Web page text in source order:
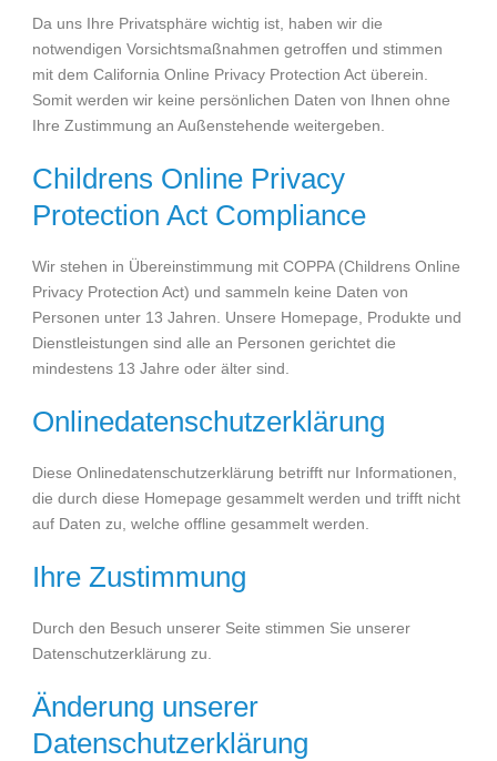
Da uns Ihre Privatsphäre wichtig ist, haben wir die
notwendigen Vorsichtsmaßnahmen getroffen und stimmen
mit dem California Online Privacy Protection Act überein.
Somit werden wir keine persönlichen Daten von Ihnen ohne
Ihre Zustimmung an Außenstehende weitergeben.
Childrens Online Privacy
Protection Act Compliance
Wir stehen in Übereinstimmung mit COPPA (Childrens Online
Privacy Protection Act) und sammeln keine Daten von
Personen unter 13 Jahren. Unsere Homepage, Produkte und
Dienstleistungen sind alle an Personen gerichtet die
mindestens 13 Jahre oder älter sind.
Onlinedatenschutzerklärung
Diese Onlinedatenschutzerklärung betrifft nur Informationen,
die durch diese Homepage gesammelt werden und trifft nicht
auf Daten zu, welche offline gesammelt werden.
Ihre Zustimmung
Durch den Besuch unserer Seite stimmen Sie unserer
Datenschutzerklärung zu.
Änderung unserer
Datenschutzerklärung